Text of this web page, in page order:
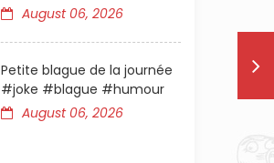
August 06, 2026
Petite blague de la journée
#joke #blague #humour
August 06, 2026